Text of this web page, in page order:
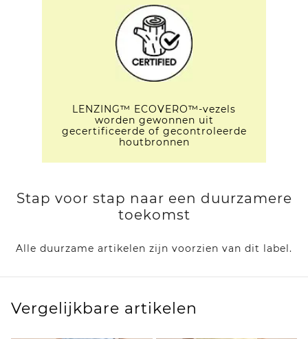
LENZING™ ECOVERO™-vezels
worden gewonnen uit
gecertificeerde of gecontroleerde
houtbronnen
Stap voor stap naar een duurzamere
toekomst
Alle duurzame artikelen zijn voorzien van dit label.
Vergelijkbare artikelen